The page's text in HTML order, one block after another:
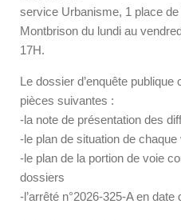
service Urbanisme, 1 place de
Montbrison du lundi au
17H.
Le dossier d’enquête
pièces suivantes :
-la note de présentation des
-le plan de situation de chaque
-le plan de la portion de voie
dossiers
-l’arrêté n°2026-325-A en date